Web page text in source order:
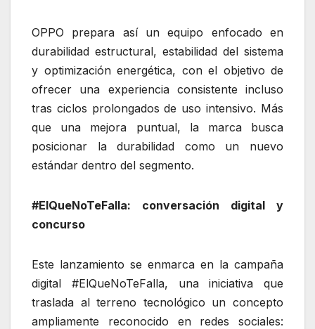
OPPO prepara así un equipo enfocado en
durabilidad estructural, estabilidad del sistema
y optimización energética, con el objetivo de
ofrecer una experiencia consistente incluso
tras ciclos prolongados de uso intensivo. Más
que una mejora puntual, la marca busca
posicionar la durabilidad como un nuevo
estándar dentro del segmento.
#ElQueNoTeFalla: conversación digital y
concurso
Este lanzamiento se enmarca en la campaña
digital #ElQueNoTeFalla, una iniciativa que
traslada al terreno tecnológico un concepto
ampliamente reconocido en redes sociales: